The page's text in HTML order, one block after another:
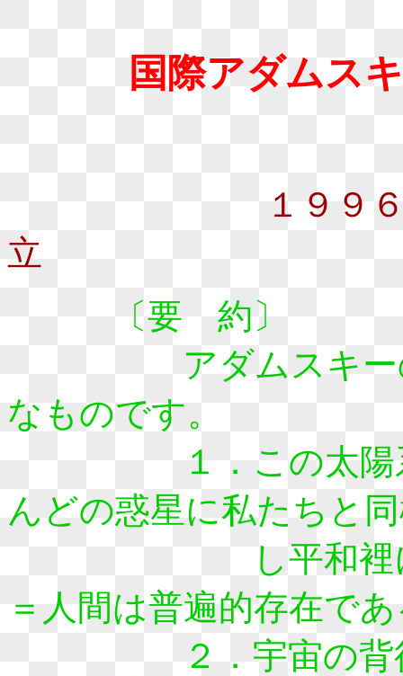
国際アダムス
１９９
立
〔要 約〕
アダムスキーの教
なものです。
１．この太陽系の
んどの惑星に私たちと
し平和裡に暮ら
＝人間は普遍的存在で
２．宇宙の背後に